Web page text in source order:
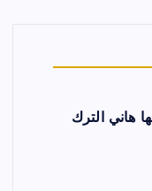
هاني الترك